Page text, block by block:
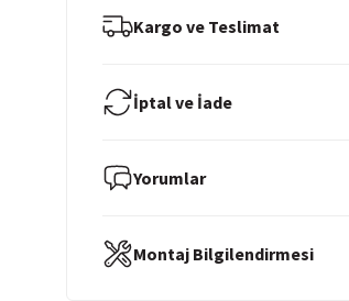
Kargo ve Teslimat
İptal ve İade
Yorumlar
Montaj Bilgilendirmesi